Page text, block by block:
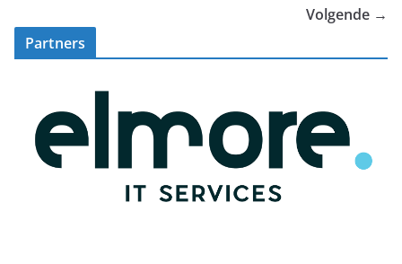
Volgende →
Partners